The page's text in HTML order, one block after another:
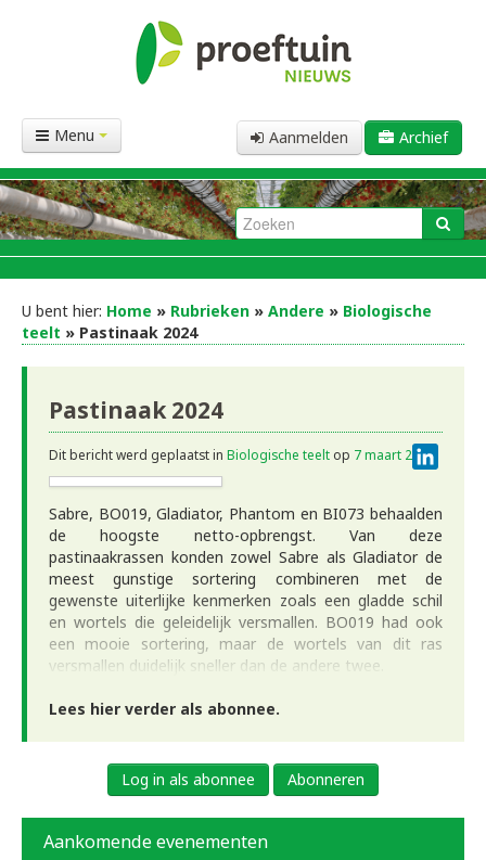
Aanmelden Archief
Menu
U bent hier: Home » Rubrieken » Andere » Biologische
teelt » Pastinaak 2024
Pastinaak 2024
Dit bericht werd geplaatst in Biologische teelt op 7 maart 2025
Sabre, BO019, Gladiator, Phantom en BI073 behaalden
de hoogste netto-opbrengst. Van deze
pastinaakrassen konden zowel Sabre als Gladiator de
meest gunstige sortering combineren met de
gewenste uiterlijke kenmerken zoals een gladde schil
en wortels die geleidelijk versmallen. BO019 had ook
een mooie sortering, maar de wortels van dit ras
versmallen duidelijk sneller dan de andere twee.
Lees hier verder als abonnee.
Log in als abonnee Abonneren
Aankomende evenementen